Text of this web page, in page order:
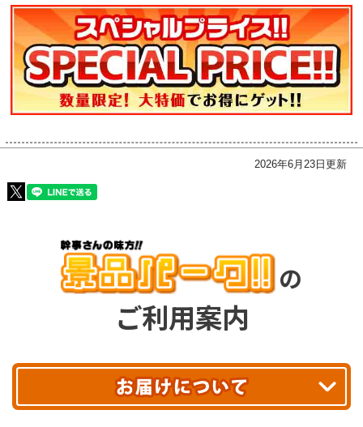
2026年6月23日更新
の
ご利用案内